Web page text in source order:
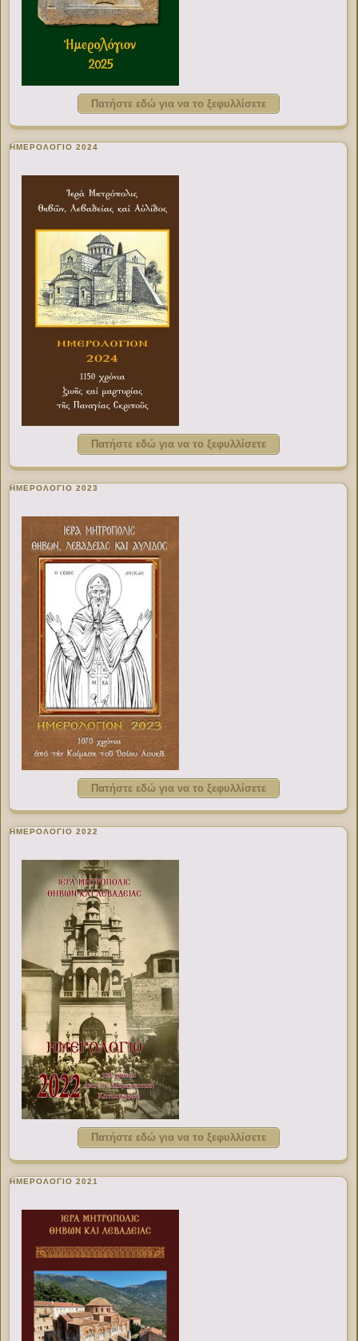
Πατήστε εδώ για να το ξεφυλλίσετε
ΗΜΕΡΟΛΟΓΙΟ 2024
Πατήστε εδώ για να το ξεφυλλίσετε
ΗΜΕΡΟΛΟΓΙΟ 2023
Πατήστε εδώ για να το ξεφυλλίσετε
ΗΜΕΡΟΛΟΓΙΟ 2022
Πατήστε εδώ για να το ξεφυλλίσετε
ΗΜΕΡΟΛΟΓΙΟ 2021